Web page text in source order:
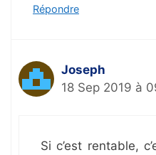
Répondre
Joseph
18 Sep 2019 à
Si c’est rentable,